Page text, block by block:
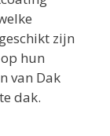
zijn
hun
van Dak
dak.